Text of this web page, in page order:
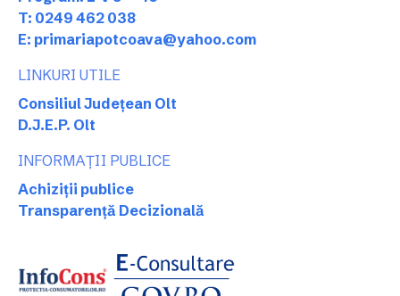
T: 0249 462 038
E: primariapotcoava@yahoo.com
LINKURI UTILE
Consiliul Județean Olt
D.J.E.P. Olt
INFORMAȚII PUBLICE
Achiziții publice
Transparență Decizională